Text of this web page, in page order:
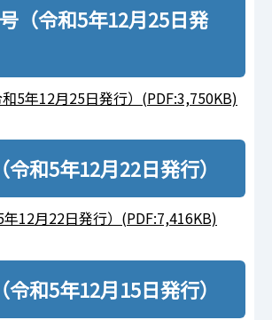
（令和5年12月25日発
5年12月25日発行）(PDF:3,750KB)
和5年12月22日発行）
12月22日発行）(PDF:7,416KB)
和5年12月15日発行）